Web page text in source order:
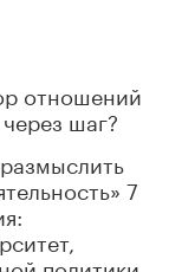
отношений
шаг?
7